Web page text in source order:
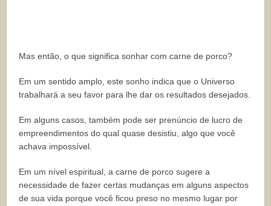
Mas então, o que significa sonhar com carne de porco?
Em um sentido amplo, este sonho indica que o Universo
trabalhará a seu favor para lhe dar os resultados desejados.
Em alguns casos, também pode ser prenúncio de lucro de
empreendimentos do qual quase desistiu, algo que você
achava impossível.
Em um nível espiritual, a carne de porco sugere a
necessidade de fazer certas mudanças em alguns aspectos
de sua vida porque você ficou preso no mesmo lugar por